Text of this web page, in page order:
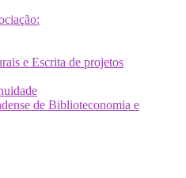
e Escrita de projetos
de Biblioteconomia e